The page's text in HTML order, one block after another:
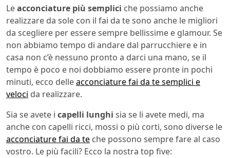
Leacconciature più semplici che possiamo anche
realizzare da sole con il fai da te sono anche le migliori
da scegliere per essere sempre bellissime e glamour. Se
non abbiamo tempo di andare dal parrucchiere e in
casa non c’è nessuno pronto a darci una mano, se il
tempo è poco e noi dobbiamo essere pronte in pochi
minuti, ecco delleacconciature fai da te semplici e
veloci da realizzare.
Sia se avete i capelli lunghi sia se li avete medi, ma
anche con capelli ricci, mossi o più corti, sono diverse le
acconciature fai da te che possono sempre fare al caso
vostro. Le più facili? Ecco la nostra top five: